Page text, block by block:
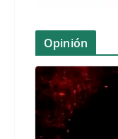
Opinión